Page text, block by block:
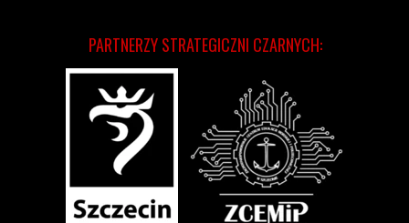
PARTNERZY STRATEGICZNI CZARNYCH: